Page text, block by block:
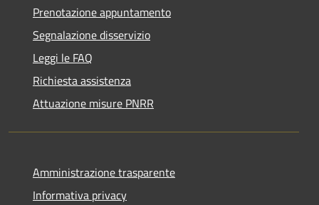
Prenotazione appuntamento
Segnalazione disservizio
Leggi le FAQ
Richiesta assistenza
Attuazione misure PNRR
Amministrazione trasparente
Informativa privacy